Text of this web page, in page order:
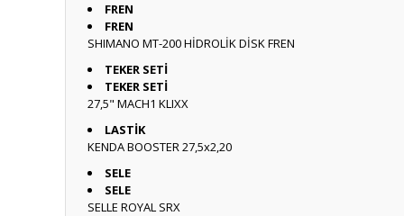
FREN
FREN
SHIMANO MT-200 HİDROLİK DİSK FREN
TEKER SETİ
TEKER SETİ
27,5" MACH1 KLIXX
LASTİK
KENDA BOOSTER 27,5x2,20
SELE
SELE
SELLE ROYAL SRX